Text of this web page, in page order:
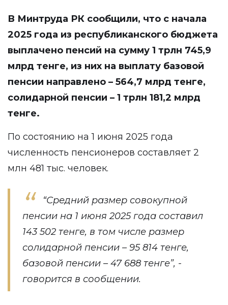
В Минтруда РК сообщили, что с начала
2025 года из республиканского бюджета
выплачено пенсий на сумму 1 трлн 745,9
млрд тенге, из них на выплату базовой
пенсии направлено – 564,7 млрд тенге,
солидарной пенсии – 1 трлн 181,2 млрд
тенге.
По состоянию на 1 июня 2025 года
численность пенсионеров составляет 2
млн 481 тыс. человек.
“Средний размер совокупной
пенсии на 1 июня 2025 года составил
143 502 тенге, в том числе размер
солидарной пенсии – 95 814 тенге,
базовой пенсии – 47 688 тенге”, -
говорится в сообщении.